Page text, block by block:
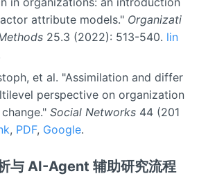
attribute models." Organizati
25.3 (2022): 513-540. lin
et al. "Assimilation and differ
perspective on organization
Social Networks44 (201
, PDF, Google.
与 AI-Agent 辅助研究流程